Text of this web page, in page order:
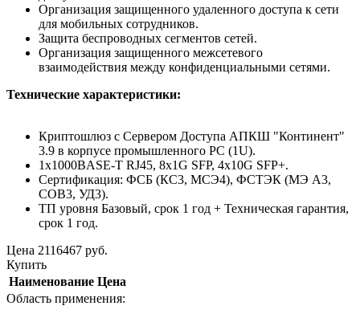
Организация защищенного удаленного доступа к сети
для мобильных сотрудников.
Защита беспроводных сегментов сетей.
Организация защищенного межсетевого
взаимодействия между конфиденциальными сетями.
Технические характеристики:
Криптошлюз с Сервером Доступа АПКШ "Континент"
3.9 в корпусе промышленного PC (1U).
1x1000BASE-T RJ45, 8x1G SFP, 4x10G SFP+.
Сертификация: ФСБ (КС3, МСЭ4), ФСТЭК (МЭ А3,
СОВ3, УД3).
ТП уровня Базовый, срок 1 год + Техническая гарантия,
срок 1 год.
Цена 2116467 руб.
Купить
Наименование Цена
Область применения: